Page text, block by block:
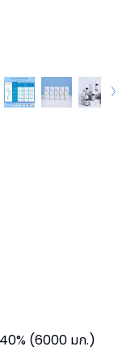
(6000 มก.)